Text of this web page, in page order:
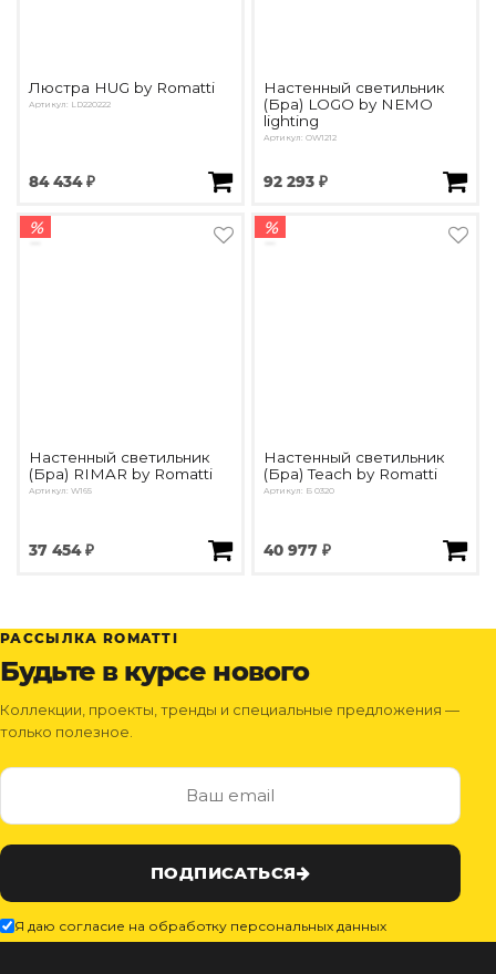
Люстра HUG by Romatti
Артикул: LD220222
84 434 ₽
Настенный светильник
(Бра) LOGO by NEMO
lighting
Артикул: OW1212
92 293 ₽
%
Настенный светильник
(Бра) RIMAR by Romatti
Артикул: W165
37 454 ₽
%
Настенный светильник
(Бра) Teach by Romatti
Артикул: Б 0320
40 977 ₽
РАССЫЛКА ROMATTI
Будьте в курсе нового
Коллекции, проекты, тренды и специальные предложения —
только полезное.
ПОДПИСАТЬСЯ
Я даю согласие на обработку персональных данных